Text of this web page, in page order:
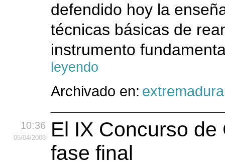
defendido hoy la
técnicas básicas de
instrumento
leyendo
Archivado en: extremadura
10:36
05/04/2008
El IX Concurso
fase final